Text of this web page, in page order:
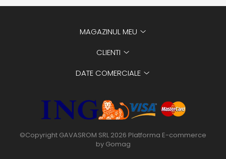
MAGAZINUL MEU
CLIENTI
DATE COMERCIALE
©Copyright GAVASROM SRL 2026 Platforma E-commerce
by Gomag